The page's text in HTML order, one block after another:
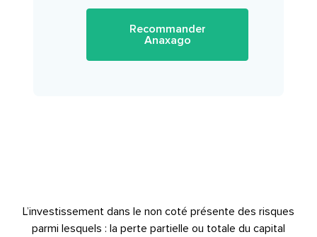
Recommander
Anaxago
L’investissement dans le non coté présente des risques
parmi lesquels : la perte partielle ou totale du capital